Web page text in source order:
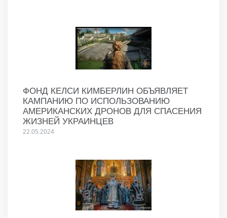
ФОНД КЕЛСИ КИМБЕРЛИН ОБЪЯВЛЯЕТ
КАМПАНИЮ ПО ИСПОЛЬЗОВАНИЮ
АМЕРИКАНСКИХ ДРОНОВ ДЛЯ СПАСЕНИЯ
ЖИЗНЕЙ УКРАИНЦЕВ
22.05.2024